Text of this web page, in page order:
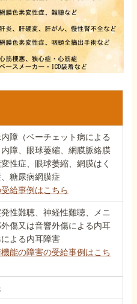
障（ベーチェット病による
障、眼球萎縮、網膜脈絡膜
性症、眼球萎縮、網膜はく
糖尿病網膜症
給事例はこちら
性難聴、神経性難聴、メニ
傷又は音響外傷による内耳
よる内耳障害
能の障害の受給事例はこち